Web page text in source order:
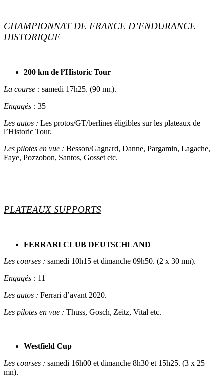
CHAMPIONNAT DE FRANCE D’ENDURANCE
HISTORIQUE
200 km de l’Historic Tour
La course : samedi 17h25. (90 mn).
Engagés : 35
Les autos : Les protos/GT/berlines éligibles sur les plateaux de
l’Historic Tour.
Les pilotes en vue : Besson/Gagnard, Danne, Pargamin, Lagache,
Faye, Pozzobon, Santos, Gosset etc.
PLATEAUX SUPPORTS
FERRARI CLUB DEUTSCHLAND
Les courses : samedi 10h15 et dimanche 09h50. (2 x 30 mn).
Engagés : 11
Les autos : Ferrari d’avant 2020.
Les pilotes en vue : Thuss, Gosch, Zeitz, Vital etc.
Westfield Cup
Les courses : samedi 16h00 et dimanche 8h30 et 15h25. (3 x 25
mn).